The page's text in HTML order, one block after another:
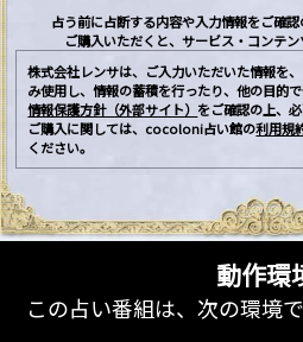
占う前に占断する内容や入力情報をご確認
ご購入いただくと、サービス・コンテン
株式会社レンサは、ご入力いただいた情報を
み使用し、情報の蓄積を行ったり、他の目的
情報保護方針（外部サイト） をご確認の上、
ご購入に関しては、cocoloni占い館の利用規
ください。
動作環
この占い番組は、次の環境